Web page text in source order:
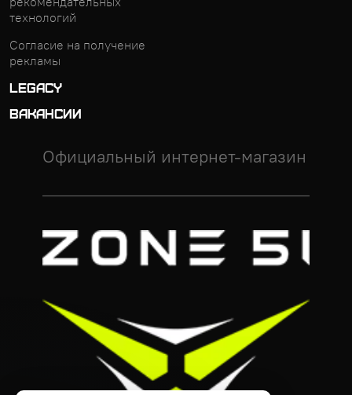
Официальный интернет-магазин
технологий
Согласие на получение
рекламы
LEGACY
ВАКАНСИИ